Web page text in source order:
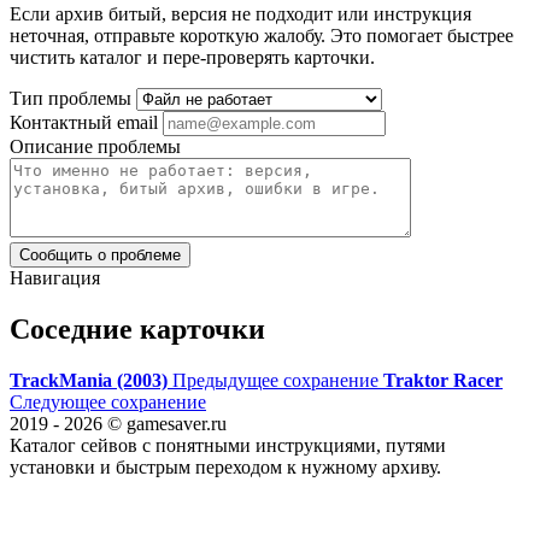
Если архив битый, версия не подходит или инструкция
неточная, отправьте короткую жалобу. Это помогает быстрее
чистить каталог и пере-проверять карточки.
Тип проблемы
Контактный email
Описание проблемы
Сообщить о проблеме
Навигация
Соседние карточки
TrackMania (2003) Предыдущее сохранение Traktor Racer
Следующее сохранение
2019 - 2026 © gamesaver.ru
Каталог сейвов с понятными инструкциями, путями
установки и быстрым переходом к нужному архиву.